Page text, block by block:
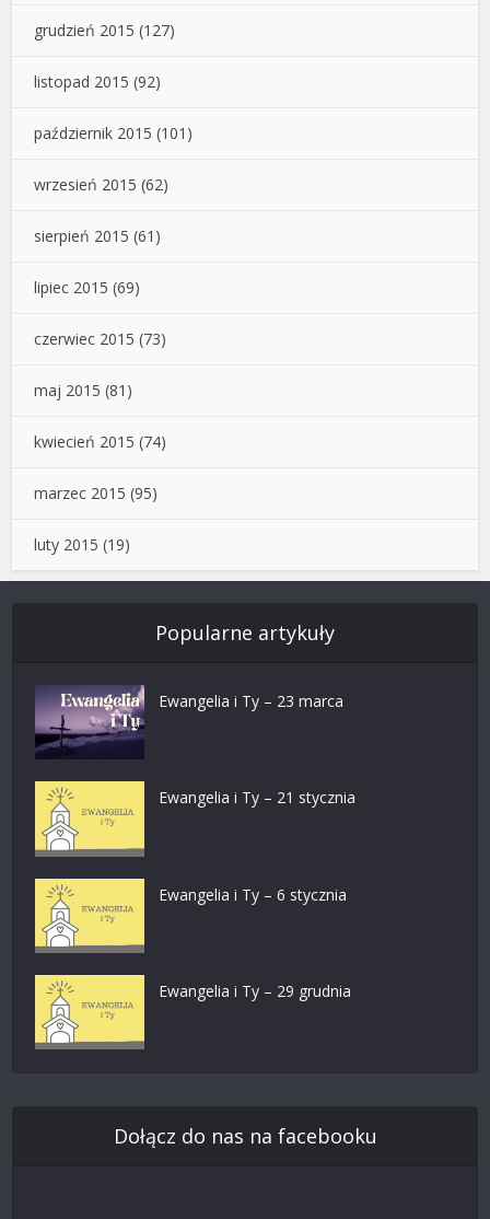
grudzień 2015 (127)
listopad 2015 (92)
październik 2015 (101)
wrzesień 2015 (62)
sierpień 2015 (61)
lipiec 2015 (69)
czerwiec 2015 (73)
maj 2015 (81)
kwiecień 2015 (74)
marzec 2015 (95)
luty 2015 (19)
Popularne artykuły
Ewangelia i Ty – 23 marca
Ewangelia i Ty – 21 stycznia
Ewangelia i Ty – 6 stycznia
Ewangelia i Ty – 29 grudnia
Dołącz do nas na facebooku